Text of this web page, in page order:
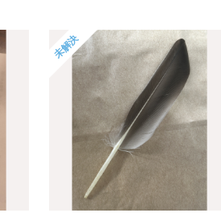
未解決